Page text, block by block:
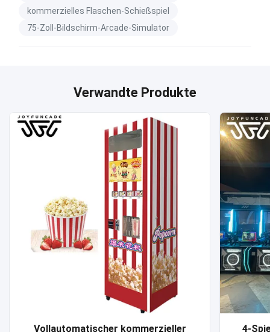
kommerzielles Flaschen-Schießspiel
75-Zoll-Bildschirm-Arcade-Simulator
Verwandte Produkte
Vollautomatischer kommerzieller
4-